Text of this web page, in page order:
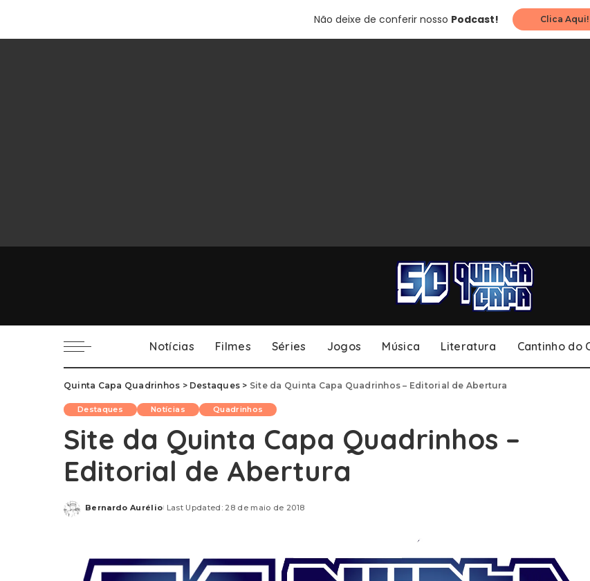
Não deixe de conferir nosso Podcast! Clica Aqui!
Notícias Filmes Séries Jogos Música Literatura Cantinho do
Quinta Capa Quadrinhos > Destaques > Site da Quinta Capa Quadrinhos – Editorial de Abertura
Destaques Notícias Quadrinhos
Site da Quinta Capa Quadrinhos –
Editorial de Abertura
Posted
Bernardo Aurélio Last Updated: 28 de maio de 2018